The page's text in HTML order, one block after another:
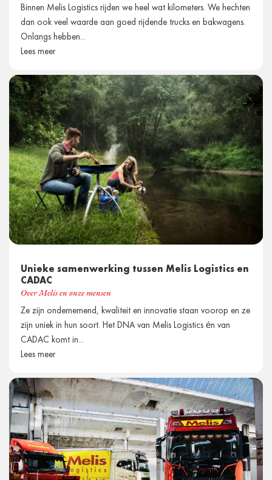
Binnen Melis Logistics rijden we heel wat kilometers. We hechten
dan ook veel waarde aan goed rijdende trucks en bakwagens.
Onlangs hebben...
Lees meer
Unieke samenwerking tussen Melis Logistics en
CADAC
Over Melis en onze mensen
Ze zijn ondernemend, kwaliteit en innovatie staan voorop en ze
zijn uniek in hun soort. Het DNA van Melis Logistics én van
CADAC komt in...
Lees meer